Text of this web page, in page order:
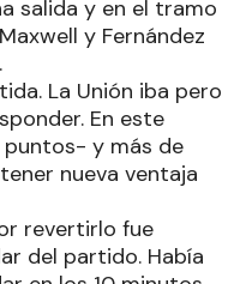
salida y en el tramo
y Fernández
La Unión iba pero
En este
y más de
nueva ventaja
revertirlo fue
del partido. Había